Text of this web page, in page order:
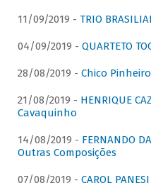
11/09/2019 - TRIO
04/09/2019 - QUARTETO
28/08/2019 - Chico
21/08/2019 - HENRIQUE
Cavaquinho
14/08/2019 - FERNANDO
Outras Composições
07/08/2019 - CAROL